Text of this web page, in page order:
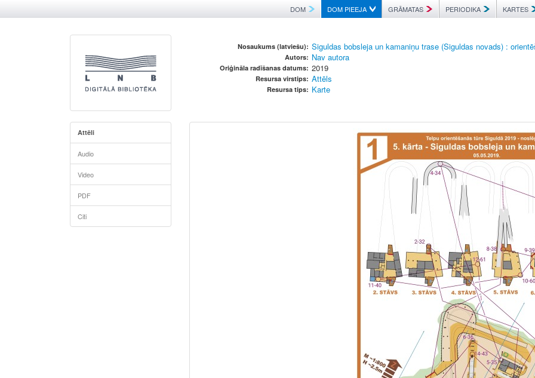
DOM DOM PIEEJA GRĀMATAS PERIODIKA KARTES
Nosaukums (latviešu): Siguldas bobsleja un kamaniņu trase (Siguldas novads) :
Autors: Nav autora
Oriģināla radīšanas datums: 2019
Resursa virstips: Attēls
Resursa tips: Karte
Attēli
Audio
Video
PDF
Citi